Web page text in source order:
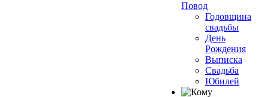
Повод
Годовщина
свадьбы
День
Рождения
Выписка
Свадьба
Юбилей